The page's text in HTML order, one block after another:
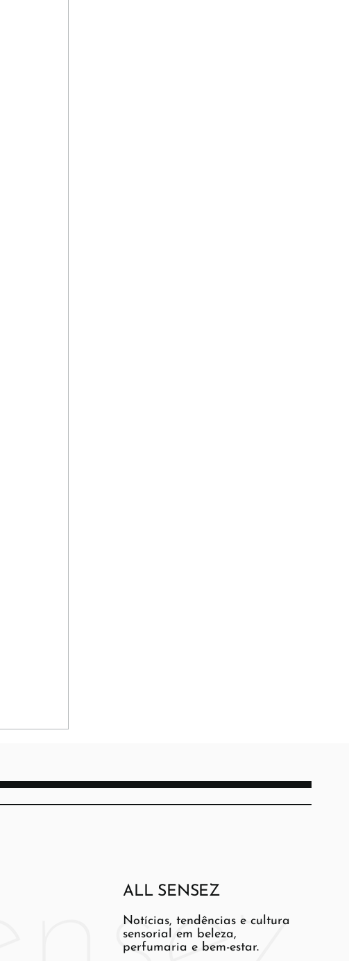
ALL SENSEZ
Notícias, tendências e cultura
sensorial em beleza,
perfumaria e bem-estar.